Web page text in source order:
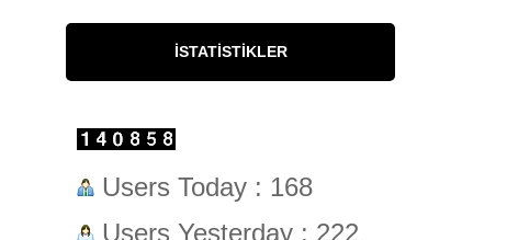
İSTATISTIKLER
Users Today : 168
Users Yesterday : 222